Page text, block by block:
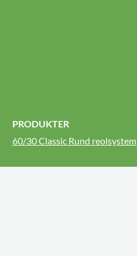
PRODUKTER
60/30 Classic Rund reolsystem